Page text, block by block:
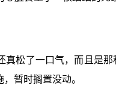
真松了一口气，而且是
暂时搁置没动。